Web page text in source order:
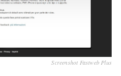
Screenshot Fastweb Plus